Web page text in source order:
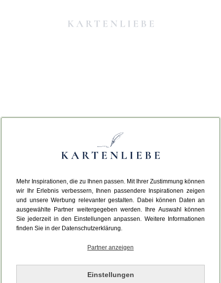
Mehr Inspirationen, die zu Ihnen passen. Mit Ihrer Zustimmung können
wir Ihr Erlebnis verbessern, Ihnen passendere Inspirationen zeigen
und unsere Werbung relevanter gestalten. Dabei können Daten an
ausgewählte Partner weitergegeben werden. Ihre Auswahl können
Sie jederzeit in den Einstellungen anpassen. Weitere Informationen
finden Sie in der Datenschutzerklärung.
Partner anzeigen
Einstellungen
Da ist etwas schiefgelaufen.
Leider ist ein technischer Fehler aufgetreten.
Bitte laden Sie die Seite neu.